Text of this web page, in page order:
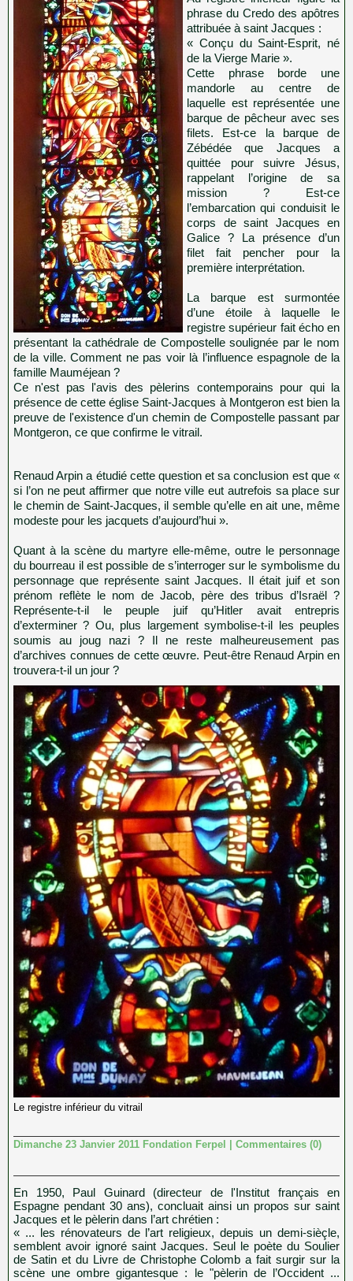
phrase du Credo des apôtres
attribuée à saint Jacques :
« Conçu du Saint-Esprit, né
de la Vierge Marie ».
Cette phrase borde une
mandorle au centre de
laquelle est représentée une
barque de pêcheur avec ses
filets. Est-ce la barque de
Zébédée que Jacques a
quittée pour suivre Jésus,
rappelant l’origine de sa
mission ? Est-ce
l’embarcation qui conduisit le
corps de saint Jacques en
Galice ? La présence d’un
filet fait pencher pour la
première interprétation.
La barque est surmontée
d’une étoile à laquelle le
registre supérieur fait écho en
présentant la cathédrale de Compostelle soulignée par le nom
de la ville. Comment ne pas voir là l’influence espagnole de la
famille Mauméjean ?
Ce n'est pas l'avis des pèlerins contemporains pour qui la
présence de cette église Saint-Jacques à Montgeron est bien la
preuve de l'existence d'un chemin de Compostelle passant par
Montgeron, ce que confirme le vitrail.
Renaud Arpin a étudié cette question et sa conclusion est que «
si l’on ne peut affirmer que notre ville eut autrefois sa place sur
le chemin de Saint-Jacques, il semble qu’elle en ait une, même
modeste pour les jacquets d’aujourd’hui ».
Quant à la scène du martyre elle-même, outre le personnage
du bourreau il est possible de s’interroger sur le symbolisme du
personnage que représente saint Jacques. Il était juif et son
prénom reflète le nom de Jacob, père des tribus d’Israël ?
Représente-t-il le peuple juif qu’Hitler avait entrepris
d’exterminer ? Ou, plus largement symbolise-t-il les peuples
soumis au joug nazi ? Il ne reste malheureusement pas
d’archives connues de cette œuvre. Peut-être Renaud Arpin en
trouvera-t-il un jour ?
Le registre inférieur du vitrail
Dimanche 23 Janvier 2011 Fondation Ferpel Commentaires (0)
En 1950, Paul Guinard (directeur de l'Institut français en
Espagne pendant 30 ans), concluait ainsi un propos sur saint
Jacques et le pèlerin dans l’art chrétien :
« ... les rénovateurs de l’art religieux, depuis un demi-sièçle,
semblent avoir ignoré saint Jacques. Seul le poète du Soulier
de Satin et du Livre de Christophe Colomb a fait surgir sur la
scène une ombre gigantesque : le "pèlerin de l’Occident ...